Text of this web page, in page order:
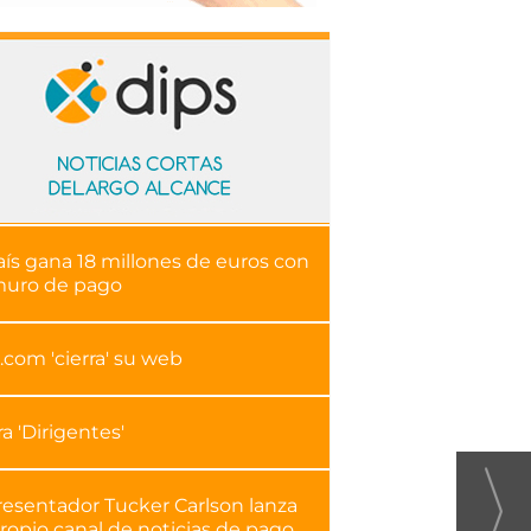
gana 18 millones de euros con
de pago
'cierra' su web
'Dirigentes'
Tucker Carlson lanza